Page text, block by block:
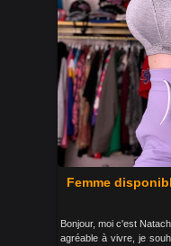
Femme
Bonjour, moi c'est
agréable à vivre, je